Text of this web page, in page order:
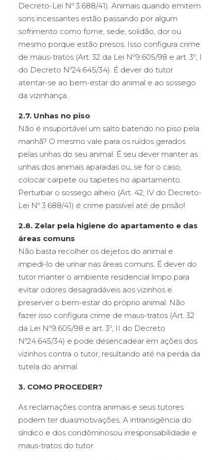
Decreto-Lei Nº 3.688/41). Animais quando emitem
sons incessantes estão passando por algum
sofrimento como fome, sede, solidão, dor ou
mesmo porque estão presos. Isso configura crime
de maus-tratos (Art. 32 da Lei Nº9.605/98 e art. 3º, I
do Decreto Nº24.645/34). É dever do tutor
atentar-se ao bem-estar do animal e ao sossego
da vizinhança.
2.7. Unhas no piso
Não é insuportável um salto batendo no piso pela
manhã? O mesmo vale para os ruídos gerados
pelas unhas do seu animal. É seu dever manter as
unhas dos animais aparadas ou, se for o caso,
colocar carpete ou tapetes no apartamento.
Perturbar o sossego alheio (Art. 42, IV do Decreto-
Lei Nº 3.688/41) é crime passível até de prisão!
2.8. Zelar pela higiene do apartamento e das
áreas comuns
Não basta recolher os dejetos do animal e
impedi-lo de urinar nas áreas comuns. É dever do
tutor manter o ambiente residencial limpo para
evitar odores desagradáveis aos vizinhos e
preserver o bem-estar do próprio animal. Não
fazer isso configura crime de maus-tratos (Art. 32
da Lei Nº9.605/98 e art. 3º, II do Decreto
Nº24.645/34) e pode desencadear em ações dos
vizinhos contra o tutor, resultando até na perda da
tutela do animal.
3. COMO PROCEDER?
As reclamações contra animais e seus tutores
podem ter duasmotivações. A intransigência do
síndico e dos condôminosou irresponsabilidade e
maus-tratos do tutor.